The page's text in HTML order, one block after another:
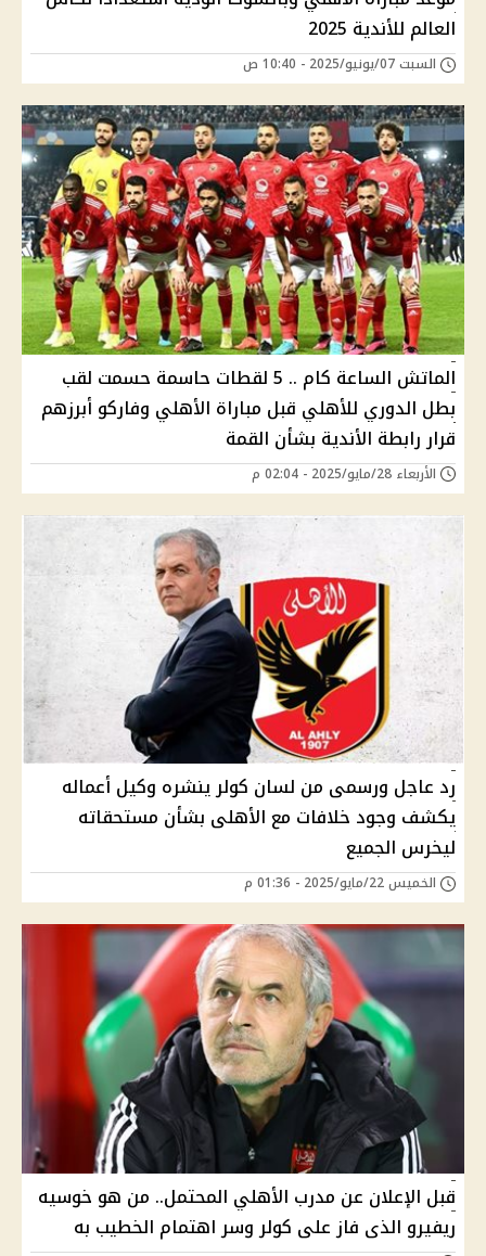
العالم للأندية 2025
السبت 07/يونيو/2025 - 10:40 ص
الماتش الساعة كام .. 5 لقطات حاسمة حسمت لقب
بطل الدوري للأهلي قبل مباراة الأهلي وفاركو أبرزهم
قرار رابطة الأندية بشأن القمة
الأربعاء 28/مايو/2025 - 02:04 م
رد عاجل ورسمى من لسان كولر ينشره وكيل أعماله
يكشف وجود خلافات مع الأهلى بشأن مستحقاته
ليخرس الجميع
الخميس 22/مايو/2025 - 01:36 م
قبل الإعلان عن مدرب الأهلي المحتمل.. من هو خوسيه
ريفيرو الذى فاز على كولر وسر اهتمام الخطيب به